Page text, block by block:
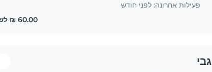
פעילות אחרונה: לפני חודש
גבי